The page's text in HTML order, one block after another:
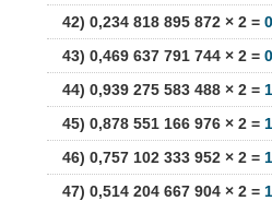
42) 0,234 818 895 872 × 2 = 0
43) 0,469 637 791 744 × 2 = 0
44) 0,939 275 583 488 × 2 = 1
45) 0,878 551 166 976 × 2 = 1
46) 0,757 102 333 952 × 2 = 1
47) 0,514 204 667 904 × 2 = 1